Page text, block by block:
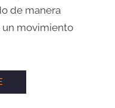
de manera
un movimiento